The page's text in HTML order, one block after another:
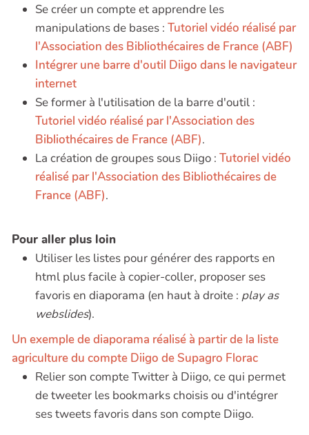
Se créer un compte et apprendre les
manipulations de bases : Tutoriel vidéo réalisé par
l'Association des Bibliothécaires de France (ABF)
Intégrer une barre d'outil Diigo dans le navigateur
internet
Se former à l'utilisation de la barre d'outil :
Tutoriel vidéo réalisé par l'Association des
Bibliothécaires de France (ABF).
La création de groupes sous Diigo : Tutoriel vidéo
réalisé par l'Association des Bibliothécaires de
France (ABF).
Pour aller plus loin
Utiliser les listes pour générer des rapports en
html plus facile à copier-coller, proposer ses
favoris en diaporama (en haut à droite : play as
webslides).
Un exemple de diaporama réalisé à partir de la liste
agriculture du compte Diigo de Supagro Florac
Relier son compte Twitter à Diigo, ce qui permet
de tweeter les bookmarks choisis ou d'intégrer
ses tweets favoris dans son compte Diigo.